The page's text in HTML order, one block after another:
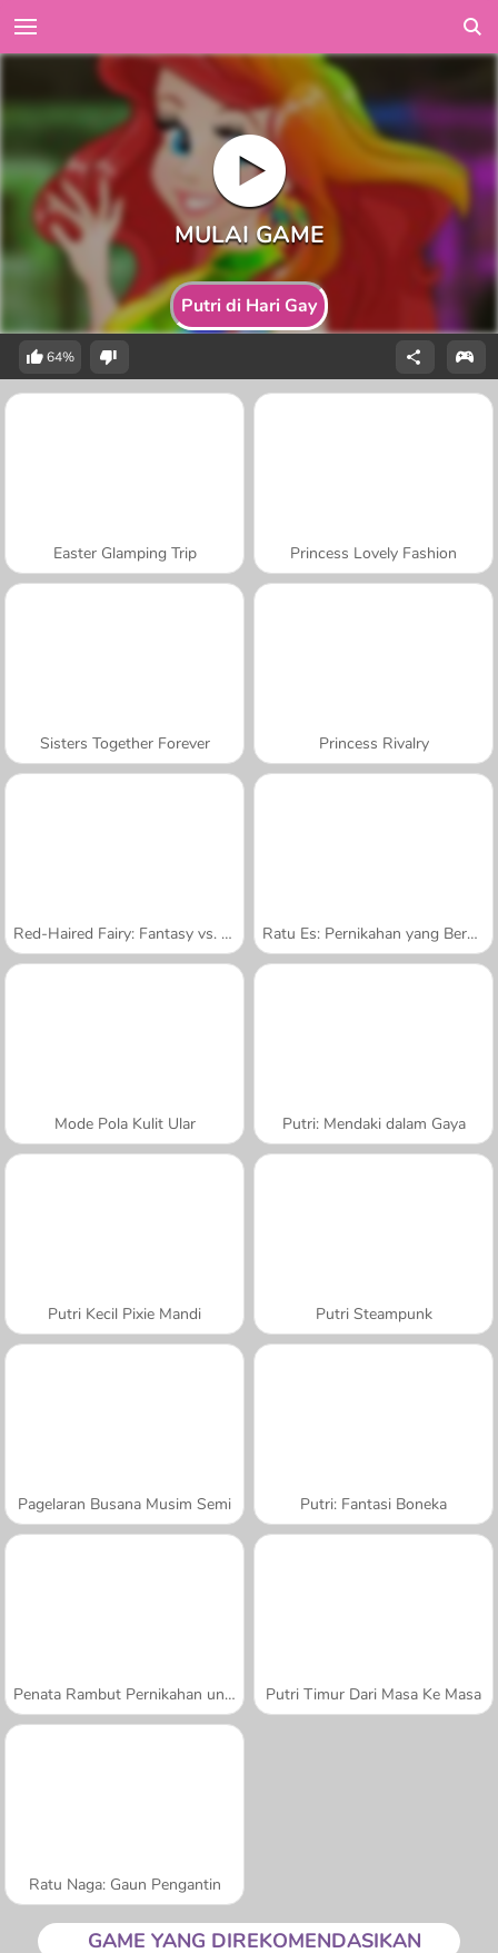
Putri di Hari Gay
64%
Easter Glamping Trip Princess Lovely Fashion
Sisters Together Forever Princess Rivalry
Red-Haired Fairy: Fantasy vs. Reality Ratu Es: Pernikahan yang Berantakan
Mode Pola Kulit Ular Putri: Mendaki dalam Gaya
Putri Kecil Pixie Mandi Putri Steampunk
Pagelaran Busana Musim Semi Putri: Fantasi Boneka
Penata Rambut Pernikahan untuk Putri Putri Timur Dari Masa Ke Masa
Ratu Naga: Gaun Pengantin
GAME YANG DIREKOMENDASIKAN